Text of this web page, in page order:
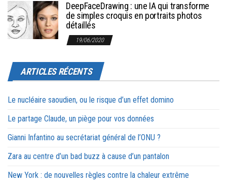
DeepFaceDrawing : une IA qui transforme
de simples croquis en portraits photos
détaillés
19/06/2020
ARTICLES RÉCENTS
Le nucléaire saoudien, ou le risque d’un effet domino
Le partage Claude, un piège pour vos données
Gianni Infantino au secrétariat général de l’ONU ?
Zara au centre d’un bad buzz à cause d’un pantalon
New York : de nouvelles règles contre la chaleur extrême